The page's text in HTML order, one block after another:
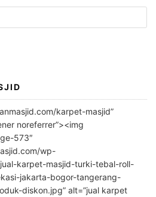
karpet-masjid”
noreferrer”><img
573″
wp-
karpet-masjid-turki-tebal-roll-
jakarta-bogor-tangerang-
diskon.jpg” alt=”jual karpet